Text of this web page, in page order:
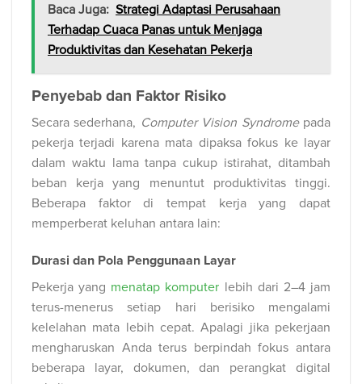
Baca Juga: Strategi Adaptasi Perusahaan
Terhadap Cuaca Panas untuk Menjaga
Produktivitas dan Kesehatan Pekerja
Penyebab dan Faktor Risiko
Secara sederhana, Computer Vision Syndromepada
pekerja terjadi karena mata dipaksa fokus ke layar
dalam waktu lama tanpa cukup istirahat, ditambah
beban kerja yang menuntut produktivitas tinggi.
Beberapa faktor di tempat kerja yang dapat
memperberat keluhan antara lain:
Durasi dan Pola Penggunaan Layar
Pekerja yang menatap komputer lebih dari 2–4 jam
terus-menerus setiap hari berisiko mengalami
kelelahan mata lebih cepat. Apalagi jika pekerjaan
mengharuskan Anda terus berpindah fokus antara
beberapa layar, dokumen, dan perangkat digital